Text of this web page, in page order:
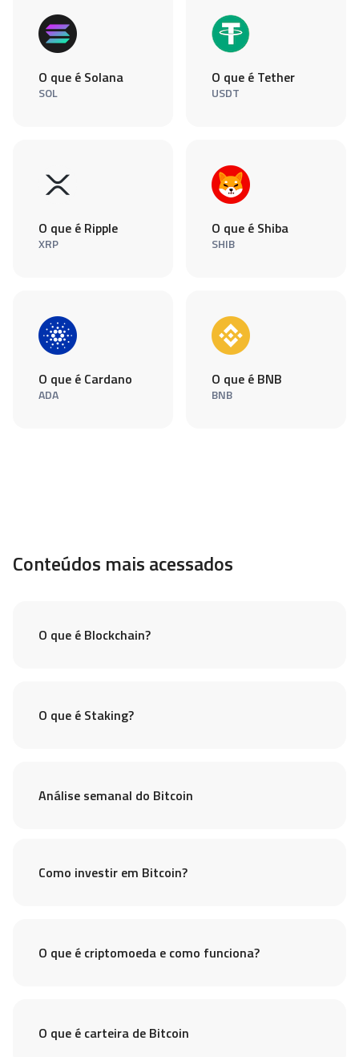
O que é Solana
SOL
O que é Tether
USDT
O que é Ripple
XRP
O que é Shiba
SHIB
O que é Cardano
ADA
O que é BNB
BNB
Conteúdos mais acessados
O que é Blockchain?
O que é Staking?
Análise semanal do Bitcoin
Como investir em Bitcoin?
O que é criptomoeda e como funciona?
O que é carteira de Bitcoin